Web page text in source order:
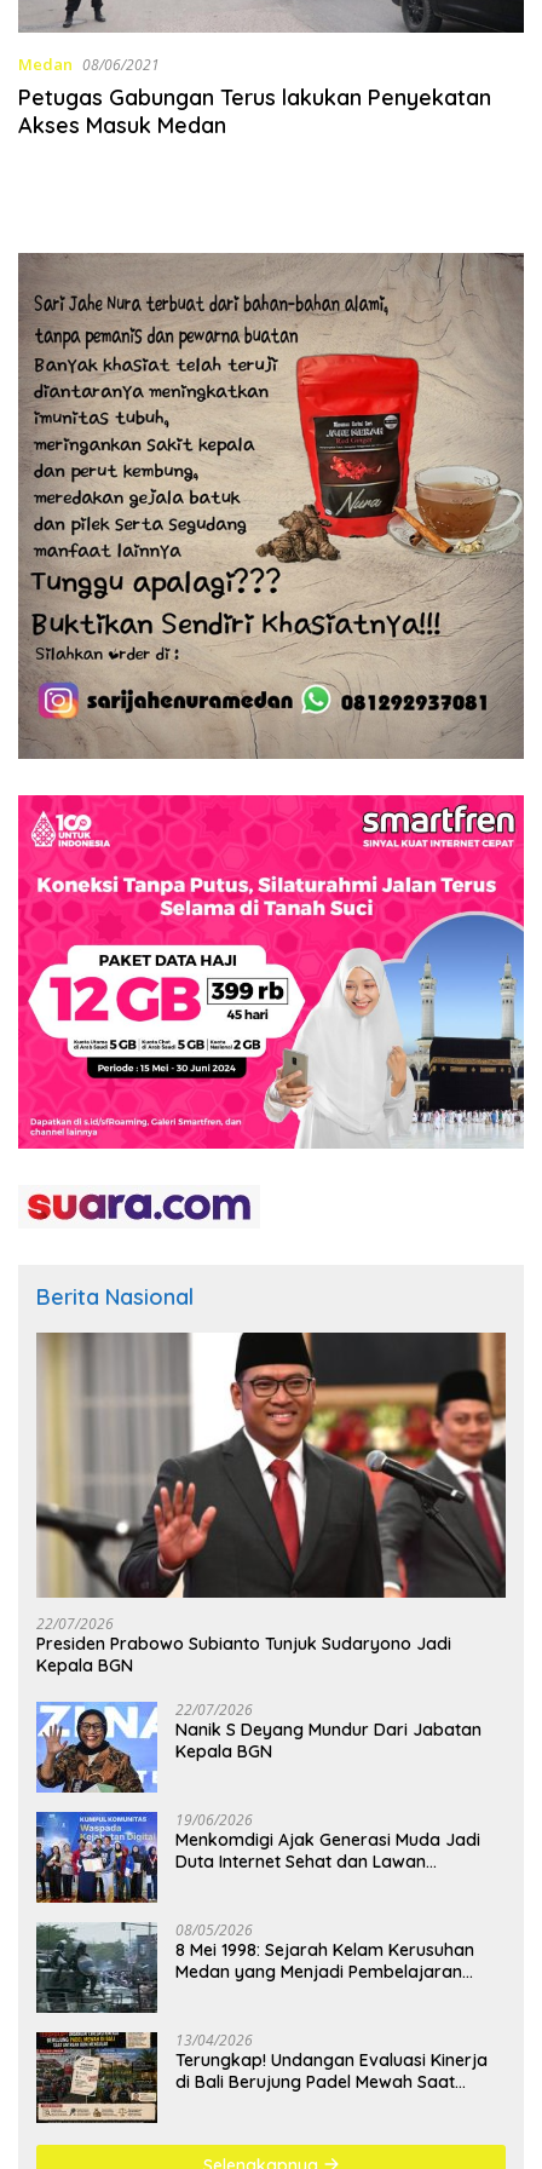
Medan 08/06/2021
Petugas Gabungan Terus lakukan Penyekatan
Akses Masuk Medan
Berita Nasional
22/07/2026
Presiden Prabowo Subianto Tunjuk Sudaryono Jadi
Kepala BGN
22/07/2026
Nanik S Deyang Mundur Dari Jabatan
Kepala BGN
19/06/2026
Menkomdigi Ajak Generasi Muda Jadi
Duta Internet Sehat dan Lawan
08/05/2026
8 Mei 1998: Sejarah Kelam Kerusuhan
Medan yang Menjadi Pembelajaran
13/04/2026
Terungkap! Undangan Evaluasi Kinerja
di Bali Berujung Padel Mewah Saat